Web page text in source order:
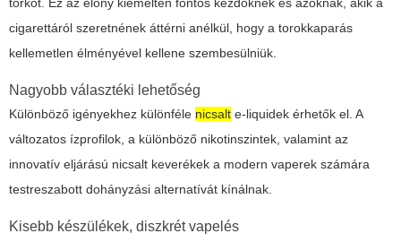
cigarettáról szeretnének áttérni anélkül, hogy a torokkaparás
kellemetlen élményével kellene szembesülniük.
Nagyobb választéki lehetőség
Különböző igényekhez különféle nicsalt e-liquidek érhetők el. A
változatos ízprofilok, a különböző nikotinszintek, valamint az
innovatív eljárású nicsalt keverékek a modern vaperek számára
testreszabott dohányzási alternatívát kínálnak.
Kisebb készülékek, diszkrét vapelés